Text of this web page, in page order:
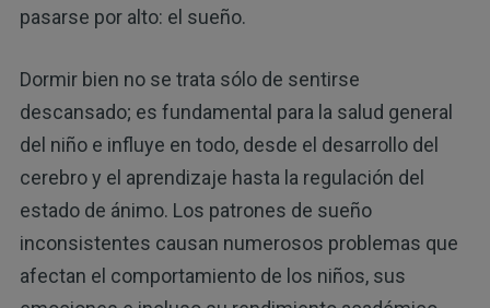
pasarse por alto: el sueño.
Dormir bien no se trata sólo de sentirse
descansado; es fundamental para la salud general
del niño e influye en todo, desde el desarrollo del
cerebro y el aprendizaje hasta la regulación del
estado de ánimo. Los patrones de sueño
inconsistentes causan numerosos problemas que
afectan el comportamiento de los niños, sus